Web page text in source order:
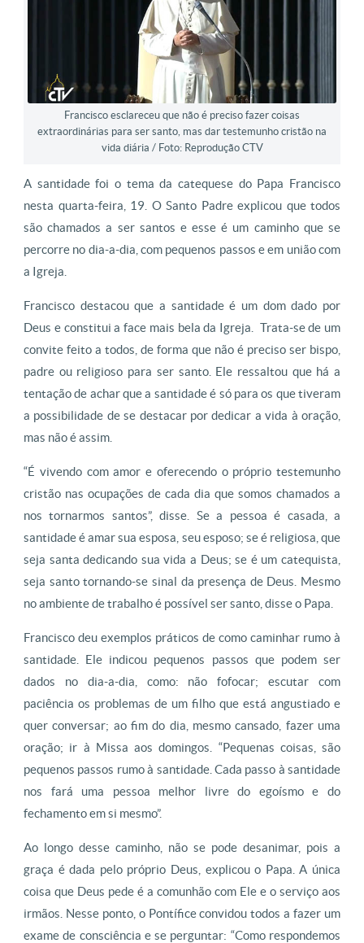
Francisco esclareceu que não é preciso fazer coisas
extraordinárias para ser santo, mas dar testemunho cristão na
vida diária / Foto: Reprodução CTV
A santidade foi o tema da catequese do Papa Francisco
nesta quarta-feira, 19. O Santo Padre explicou que todos
são chamados a ser santos e esse é um caminho que se
percorre no dia-a-dia, com pequenos passos e em união com
a Igreja.
Francisco destacou que a santidade é um dom dado por
Deus e constitui a face mais bela da Igreja. Trata-se de um
convite feito a todos, de forma que não é preciso ser bispo,
padre ou religioso para ser santo. Ele ressaltou que há a
tentação de achar que a santidade é só para os que tiveram
a possibilidade de se destacar por dedicar a vida à oração,
mas não é assim.
“É vivendo com amor e oferecendo o próprio testemunho
cristão nas ocupações de cada dia que somos chamados a
nos tornarmos santos”, disse. Se a pessoa é casada, a
santidade é amar sua esposa, seu esposo; se é religiosa, que
seja santa dedicando sua vida a Deus; se é um catequista,
seja santo tornando-se sinal da presença de Deus. Mesmo
no ambiente de trabalho é possível ser santo, disse o Papa.
Francisco deu exemplos práticos de como caminhar rumo à
santidade. Ele indicou pequenos passos que podem ser
dados no dia-a-dia, como: não fofocar; escutar com
paciência os problemas de um filho que está angustiado e
quer conversar; ao fim do dia, mesmo cansado, fazer uma
oração; ir à Missa aos domingos. “Pequenas coisas, são
pequenos passos rumo à santidade. Cada passo à santidade
nos fará uma pessoa melhor livre do egoísmo e do
fechamento em si mesmo”.
Ao longo desse caminho, não se pode desanimar, pois a
graça é dada pelo próprio Deus, explicou o Papa. A única
coisa que Deus pede é a comunhão com Ele e o serviço aos
irmãos. Nesse ponto, o Pontífice convidou todos a fazer um
exame de consciência e se perguntar: “Como respondemos